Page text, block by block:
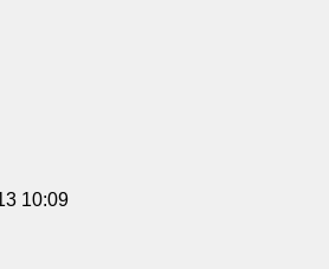
10:09